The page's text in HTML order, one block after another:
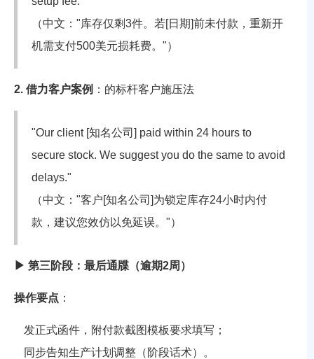
（中文："库存仅剩3件。若[日期]前未付款，重新开
机需支付500美元损耗费。"）
2. 借力客户案例 ： 的标杆客户施压法
"Our client [知名公司] paid within 24 hours to
secure stock. We suggest you do the same to avoid
delays."
（中文："客户[知名公司]为锁定库存24小时内付
款，建议您效仿以免延误。"）
▶ 第三阶段：最后通牒（逾期2周）
操作要点 ：
发正式函件 ，附付款截图模板要求填写 ；
同步告知生产计划调整（ 阶段话术）。